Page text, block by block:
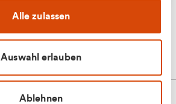
Alle zulassen
Auswahl erlauben
Ablehnen